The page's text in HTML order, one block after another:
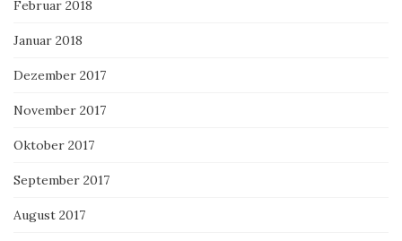
Februar 2018
Januar 2018
Dezember 2017
November 2017
Oktober 2017
September 2017
August 2017